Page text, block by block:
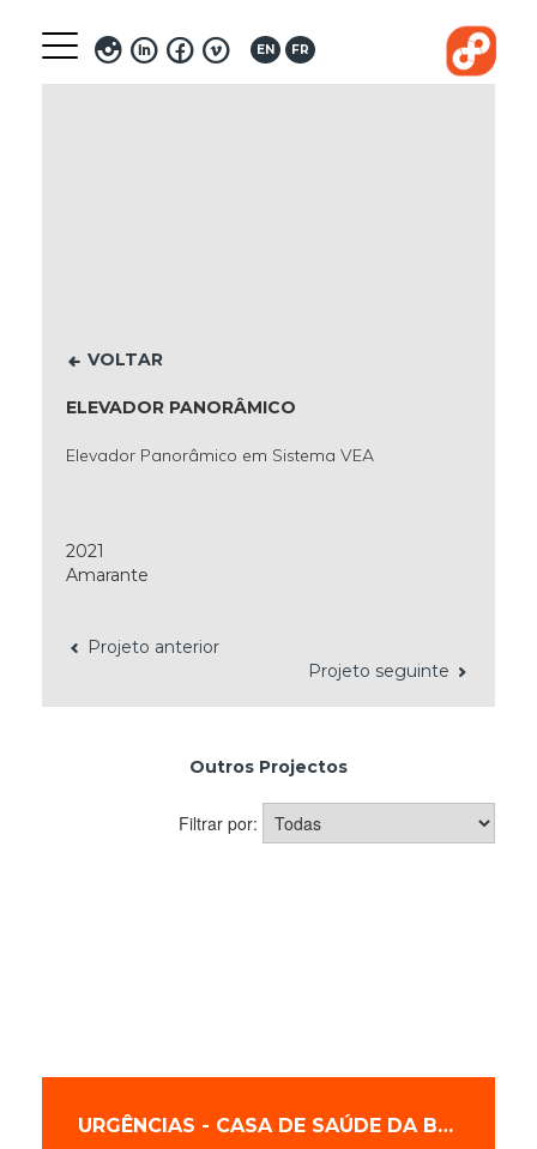
Toggle
navigation
EN FR
VOLTAR
ELEVADOR PANORÂMICO
Elevador Panorâmico em Sistema VEA
2021
Amarante
Projeto anterior
Projeto seguinte
Outros Projectos
Filtrar por:
URGÊNCIAS - CASA DE SAÚDE DA BOAVISTA